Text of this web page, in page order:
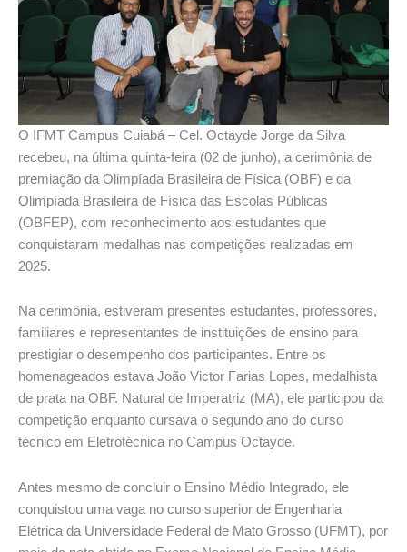
O IFMT Campus Cuiabá – Cel. Octayde Jorge da Silva
recebeu, na última quinta-feira (02 de junho), a cerimônia de
premiação da Olimpíada Brasileira de Física (OBF) e da
Olimpíada Brasileira de Física das Escolas Públicas
(OBFEP), com reconhecimento aos estudantes que
conquistaram medalhas nas competições realizadas em
2025.
Na cerimônia, estiveram presentes estudantes, professores,
familiares e representantes de instituições de ensino para
prestigiar o desempenho dos participantes. Entre os
homenageados estava João Victor Farias Lopes, medalhista
de prata na OBF. Natural de Imperatriz (MA), ele participou da
competição enquanto cursava o segundo ano do curso
técnico em Eletrotécnica no Campus Octayde.
Antes mesmo de concluir o Ensino Médio Integrado, ele
conquistou uma vaga no curso superior de Engenharia
Elétrica da Universidade Federal de Mato Grosso (UFMT), por